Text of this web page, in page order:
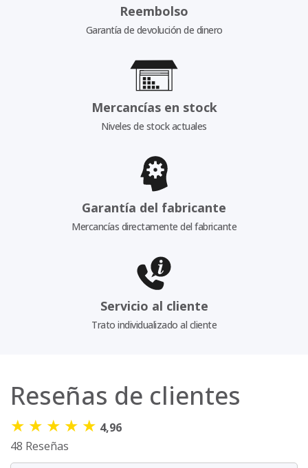
Reembolso
Garantía de devolución de dinero
Mercancías en stock
Niveles de stock actuales
Garantía del fabricante
Mercancías directamente del fabricante
Servicio al cliente
Trato individualizado al cliente
Reseñas de clientes
★ ★ ★ ★ ★ 4,96
48 Reseñas